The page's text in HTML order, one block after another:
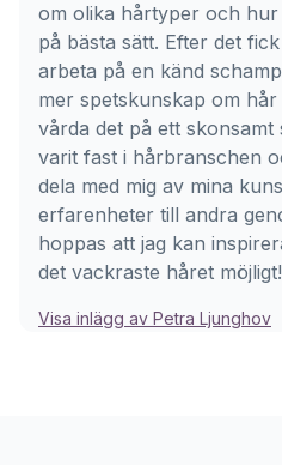
om olika hårtyper och hur
på bästa sätt. Efter det
arbeta på en känd
mer spetskunskap om
vårda det på ett skonsamt
varit fast i hårbranschen
dela med mig av mina
erfarenheter till andra
hoppas att jag kan
det vackraste håret möjligt!
Visa inlägg av Petra Ljunghov